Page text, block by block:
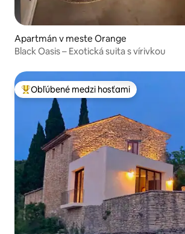
Apartmán v meste Orange
Black Oasis – Exotická suita s vírivkou
Najobľúbenejšie medzi hosťami
Obľúbené medzi hosťami